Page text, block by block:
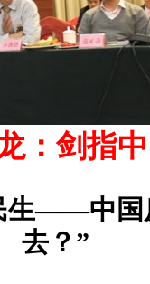
：剑指
生——中国
去？ ”